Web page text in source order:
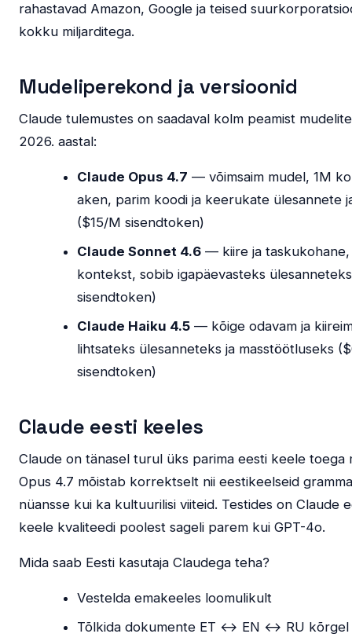
rahastavad Amazon, Google ja teised
kokku miljarditega.
Mudeliperekond ja versioonid
Claude tulemustes on saadaval kolm peamist
2026. aastal:
Claude Opus 4.7 — võimsaim mudel, 1M
aken, parim koodi ja keerukate ülesannete
($15/M sisendtoken)
Claude Sonnet 4.6 — kiire ja
kontekst, sobib igapäevasteks
sisendtoken)
Claude Haiku 4.5 — kõige odavam ja
lihtsateks ülesanneteks ja masstöötluseks
sisendtoken)
Claude eesti keeles
Claude on tänasel turul üks parima eesti keele toega
Opus 4.7 mõistab korrektselt nii eestikeelseid
nüansse kui ka kultuurilisi viiteid. Testides on Claude
keele kvaliteedi poolest sageli parem kui GPT-4o.
Mida saab Eesti kasutaja Claudega teha?
Vestelda emakeeles loomulikult
Tõlkida dokumente ET ↔ EN ↔ RU kõrgel